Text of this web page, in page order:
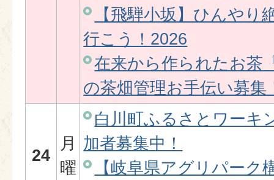
【飛騨小坂】ひんやり
行こう！2026
在来から作られたお茶
の茶畑管理お手伝い募集
24
月
曜
白川町ふるさとワー
加者募集中！
【岐阜県アグリパーク